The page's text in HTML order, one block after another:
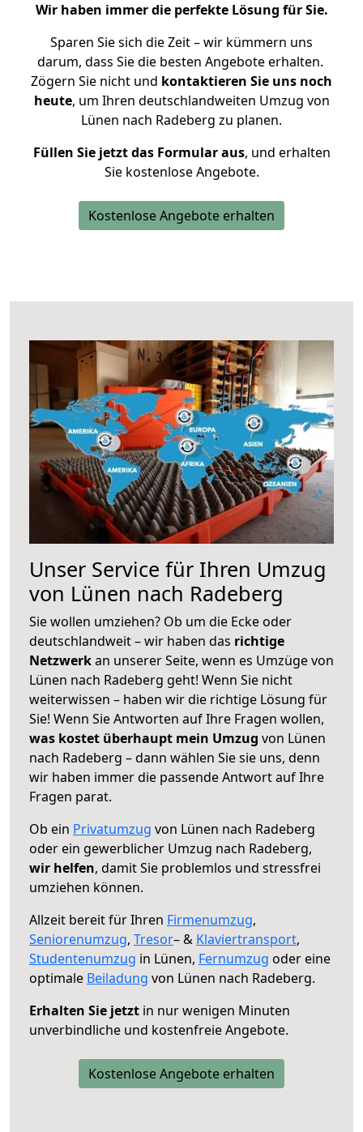
Wir haben immer die perfekte Lösung für Sie.
Sparen Sie sich die Zeit – wir kümmern uns
darum, dass Sie die besten Angebote erhalten.
Zögern Sie nicht und kontaktieren Sie uns noch
heute, um Ihren deutschlandweiten Umzug von
Lünen nach Radeberg zu planen.
Füllen Sie jetzt das Formular aus, und erhalten
Sie kostenlose Angebote.
Kostenlose Angebote erhalten
Unser Service für Ihren Umzug
von Lünen nach Radeberg
Sie wollen umziehen? Ob um die Ecke oder
deutschlandweit – wir haben das richtige
Netzwerkan unserer Seite, wenn es Umzüge von
Lünen nach Radeberg geht! Wenn Sie nicht
weiterwissen – haben wir die richtige Lösung für
Sie! Wenn Sie Antworten auf Ihre Fragen wollen,
was kostet überhaupt mein Umzug von Lünen
nach Radeberg – dann wählen Sie sie uns, denn
wir haben immer die passende Antwort auf Ihre
Fragen parat.
Ob ein Privatumzug von Lünen nach Radeberg
oder ein gewerblicher Umzug nach Radeberg,
wir helfen, damit Sie problemlos und stressfrei
umziehen können.
Allzeit bereit für Ihren Firmenumzug,
Seniorenumzug, Tresor– & Klaviertransport,
Studentenumzug in Lünen, Fernumzug oder eine
optimale Beiladung von Lünen nach Radeberg.
Erhalten Sie jetzt in nur wenigen Minuten
unverbindliche und kostenfreie Angebote.
Kostenlose Angebote erhalten